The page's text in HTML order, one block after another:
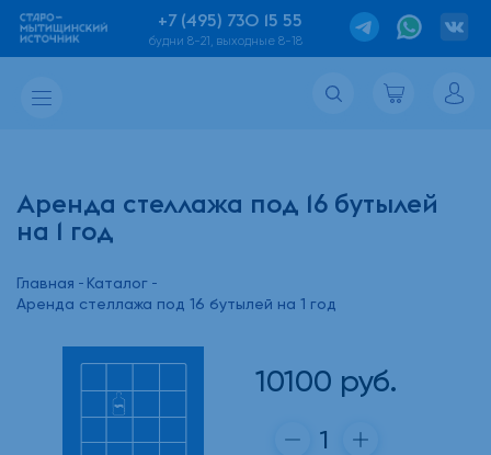
+7 (495) 730 15 55
будни 8-21, выходные 8-18
Аренда стеллажа под 16 бутылей
на 1 год
Главная
Каталог
Аренда стеллажа под 16 бутылей на 1 год
10100 руб.